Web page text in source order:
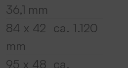
36,1 mm
84 x 42
mm
ca. 1.120
95 x 48 ca.